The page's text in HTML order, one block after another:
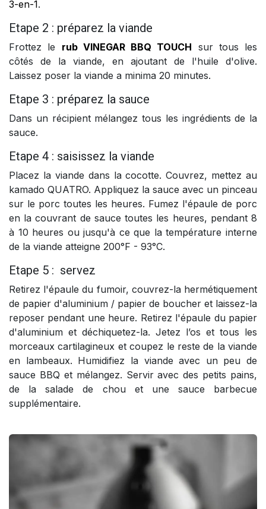
3-en-1.
Etape 2 : préparez la viande
Frottez le rub VINEGAR BBQ TOUCH sur tous les
côtés de la viande, en ajoutant de l'huile d'olive.
Laissez poser la viande a minima 20 minutes.
Etape 3 : préparez la sauce
Dans un récipient mélangez tous les ingrédients de la
sauce.
Etape 4 : saisissez la viande
Placez la viande dans la cocotte. Couvrez, mettez au
kamado QUATRO. Appliquez la sauce avec un pinceau
sur le porc toutes les heures. Fumez l'épaule de porc
en la couvrant de sauce toutes les heures, pendant 8
à 10 heures ou jusqu'à ce que la température interne
de la viande atteigne 200°F - 93°C.
Etape 5 : servez
Retirez l'épaule du fumoir, couvrez-la hermétiquement
de papier d'aluminium / papier de boucher et laissez-la
reposer pendant une heure. Retirez l'épaule du papier
d'aluminium et déchiquetez-la. Jetez l’os et tous les
morceaux cartilagineux et coupez le reste de la viande
en lambeaux. Humidifiez la viande avec un peu de
sauce BBQ et mélangez. Servir avec des petits pains,
de la salade de chou et une sauce barbecue
supplémentaire.